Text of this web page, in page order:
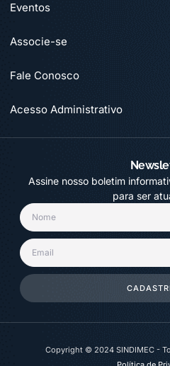
Eventos
Associe-se
Fale Conosco
Acesso Administrativo
Assine nosso boletim
para ser
Copyright © 2024 SINDIMEC -